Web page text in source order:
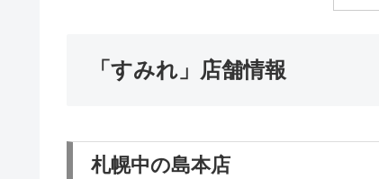
「すみれ」店舗情報
札幌中の島本店